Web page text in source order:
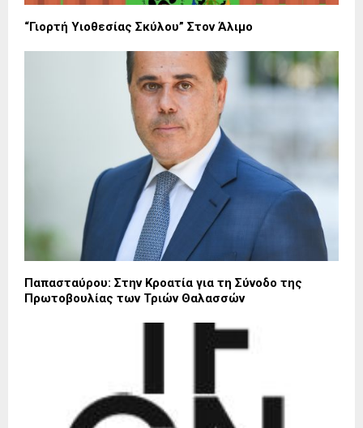
“Γιορτή Υιοθεσίας Σκύλου” Στον Άλιμο
Παπασταύρου: Στην Κροατία για τη Σύνοδο της
Πρωτοβουλίας των Τριών Θαλασσών